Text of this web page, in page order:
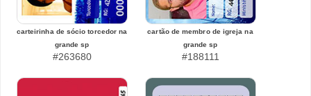
carteirinha de sócio torcedor na
grande sp
#263680
cartão de membro de igreja na
grande sp
#188111